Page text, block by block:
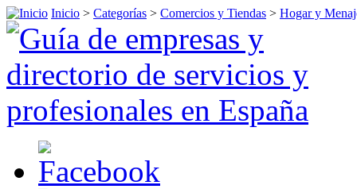
Inicio > Categorías > Comercios y Tiendas > Hogar y